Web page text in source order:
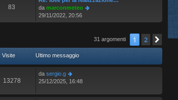
u
l
t
a
83
da marconmeteo
d
29/11/2022, 20:56
31 argomenti 1 2
Visite Ultimo messaggio
13278
da sergio.g
25/12/2025, 16:48